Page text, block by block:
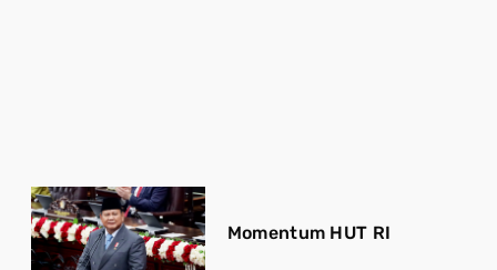
Momentum HUT RI